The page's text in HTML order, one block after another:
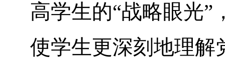
高学生的“战略眼光
使学生更深刻地理解